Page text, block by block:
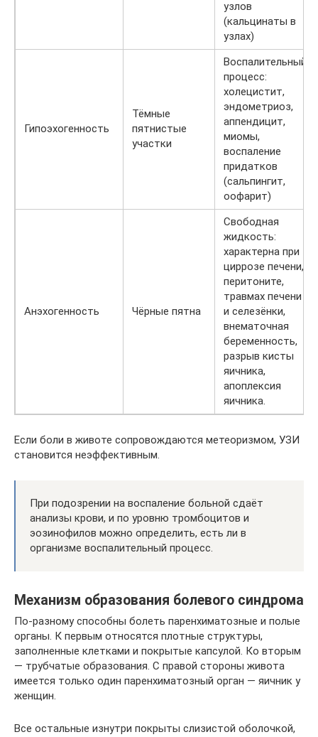
узлов
(кальцинаты в
узлах)
Гипоэхогенность
Тёмные
пятнистые
участки
Воспалительный
процесс:
холецистит,
эндометриоз,
аппендицит,
миомы,
воспаление
придатков
(сальпингит,
оофарит)
Анэхогенность Чёрные пятна
Свободная
жидкость:
характерна при
циррозе печени,
перитоните,
травмах печени
и селезёнки,
внематочная
беременность,
разрыв кисты
яичника,
апоплексия
яичника.
Если боли в животе сопровождаются метеоризмом, УЗИ
становится неэффективным.
При подозрении на воспаление больной сдаёт
анализы крови, и по уровню тромбоцитов и
эозинофилов можно определить, есть ли в
организме воспалительный процесс.
Механизм образования болевого синдрома
По-разному способны болеть паренхиматозные и полые
органы. К первым относятся плотные структуры,
заполненные клетками и покрытые капсулой. Ко вторым
— трубчатые образования. С правой стороны живота
имеется только один паренхиматозный орган — яичник у
женщин.
Все остальные изнутри покрыты слизистой оболочкой,